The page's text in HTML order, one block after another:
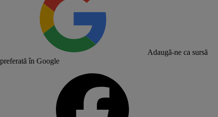
Adaugă-ne ca sursă
preferată în Google